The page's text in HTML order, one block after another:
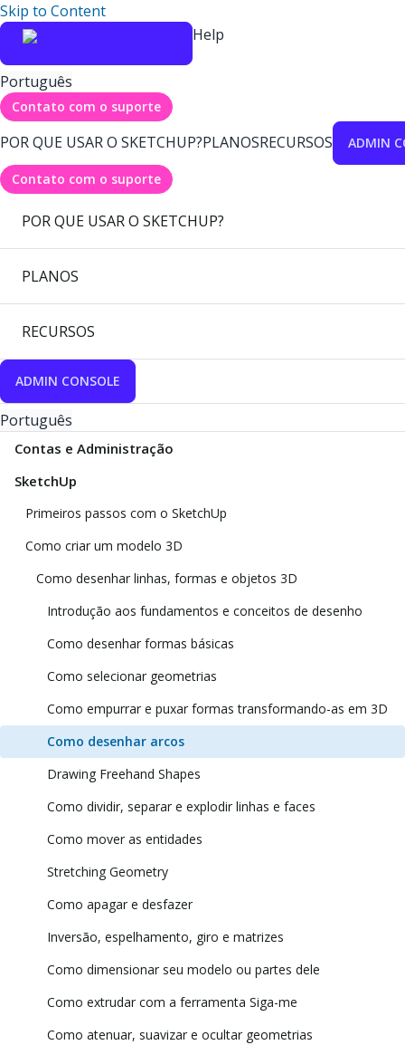
Skip to Content
Help
Português
Contato com o suporte
POR QUE USAR O SKETCHUP?PLANOSRECURSOS ADMIN
Contato com o suporte
POR QUE USAR O SKETCHUP?
PLANOS
RECURSOS
ADMIN CONSOLE
Português
Contas e Administração
SketchUp
Primeiros passos com o SketchUp
Como criar um modelo 3D
Como desenhar linhas, formas e objetos 3D
Introdução aos fundamentos e conceitos de desenho
Como desenhar formas básicas
Como selecionar geometrias
Como empurrar e puxar formas transformando-as em 3D
Como desenhar arcos
Drawing Freehand Shapes
Como dividir, separar e explodir linhas e faces
Como mover as entidades
Stretching Geometry
Como apagar e desfazer
Inversão, espelhamento, giro e matrizes
Como dimensionar seu modelo ou partes dele
Como extrudar com a ferramenta Siga-me
Como atenuar, suavizar e ocultar geometrias